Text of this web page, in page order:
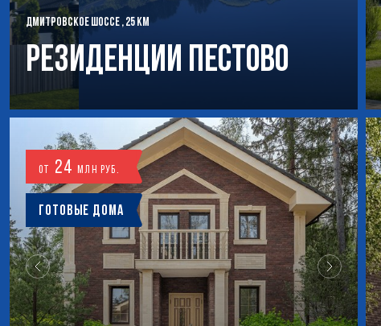
ДМИТРОВСКОЕ ШОССЕ , 25 КМ
РЕЗИДЕНЦИИ ПЕСТОВО
от 24млн руб.
Готовые дома